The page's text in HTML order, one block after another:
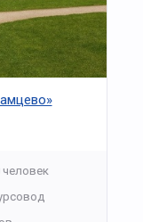
человек